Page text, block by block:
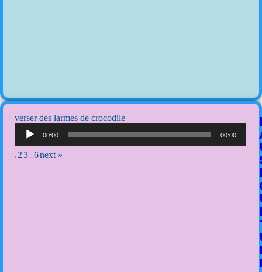
verser des larmes de crocodile
00:00 00:00
1 23 6next »